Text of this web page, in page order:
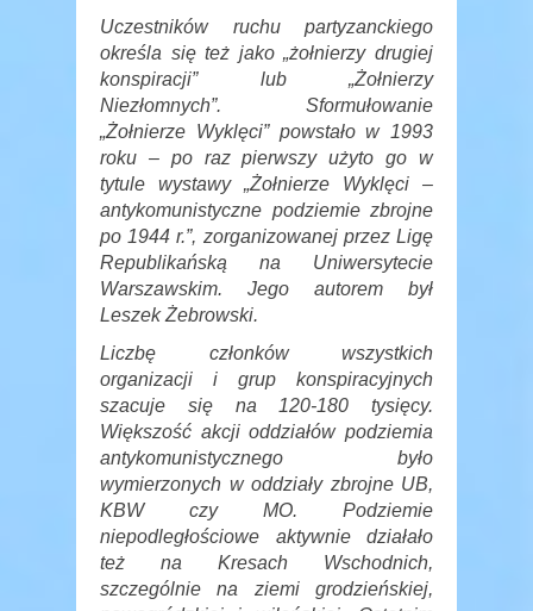
Uczestników ruchu partyzanckiego
określa się też jako „żołnierzy drugiej
konspiracji” lub „Żołnierzy
Niezłomnych”. Sformułowanie
„Żołnierze Wyklęci” powstało w 1993
roku – po raz pierwszy użyto go w
tytule wystawy „Żołnierze Wyklęci –
antykomunistyczne podziemie zbrojne
po 1944 r.”, zorganizowanej przez Ligę
Republikańską na Uniwersytecie
Warszawskim. Jego autorem był
Leszek Żebrowski.
Liczbę członków wszystkich
organizacji i grup konspiracyjnych
szacuje się na 120-180 tysięcy.
Większość akcji oddziałów podziemia
antykomunistycznego było
wymierzonych w oddziały zbrojne UB,
KBW czy MO. Podziemie
niepodległościowe aktywnie działało
też na Kresach Wschodnich,
szczególnie na ziemi grodzieńskiej,